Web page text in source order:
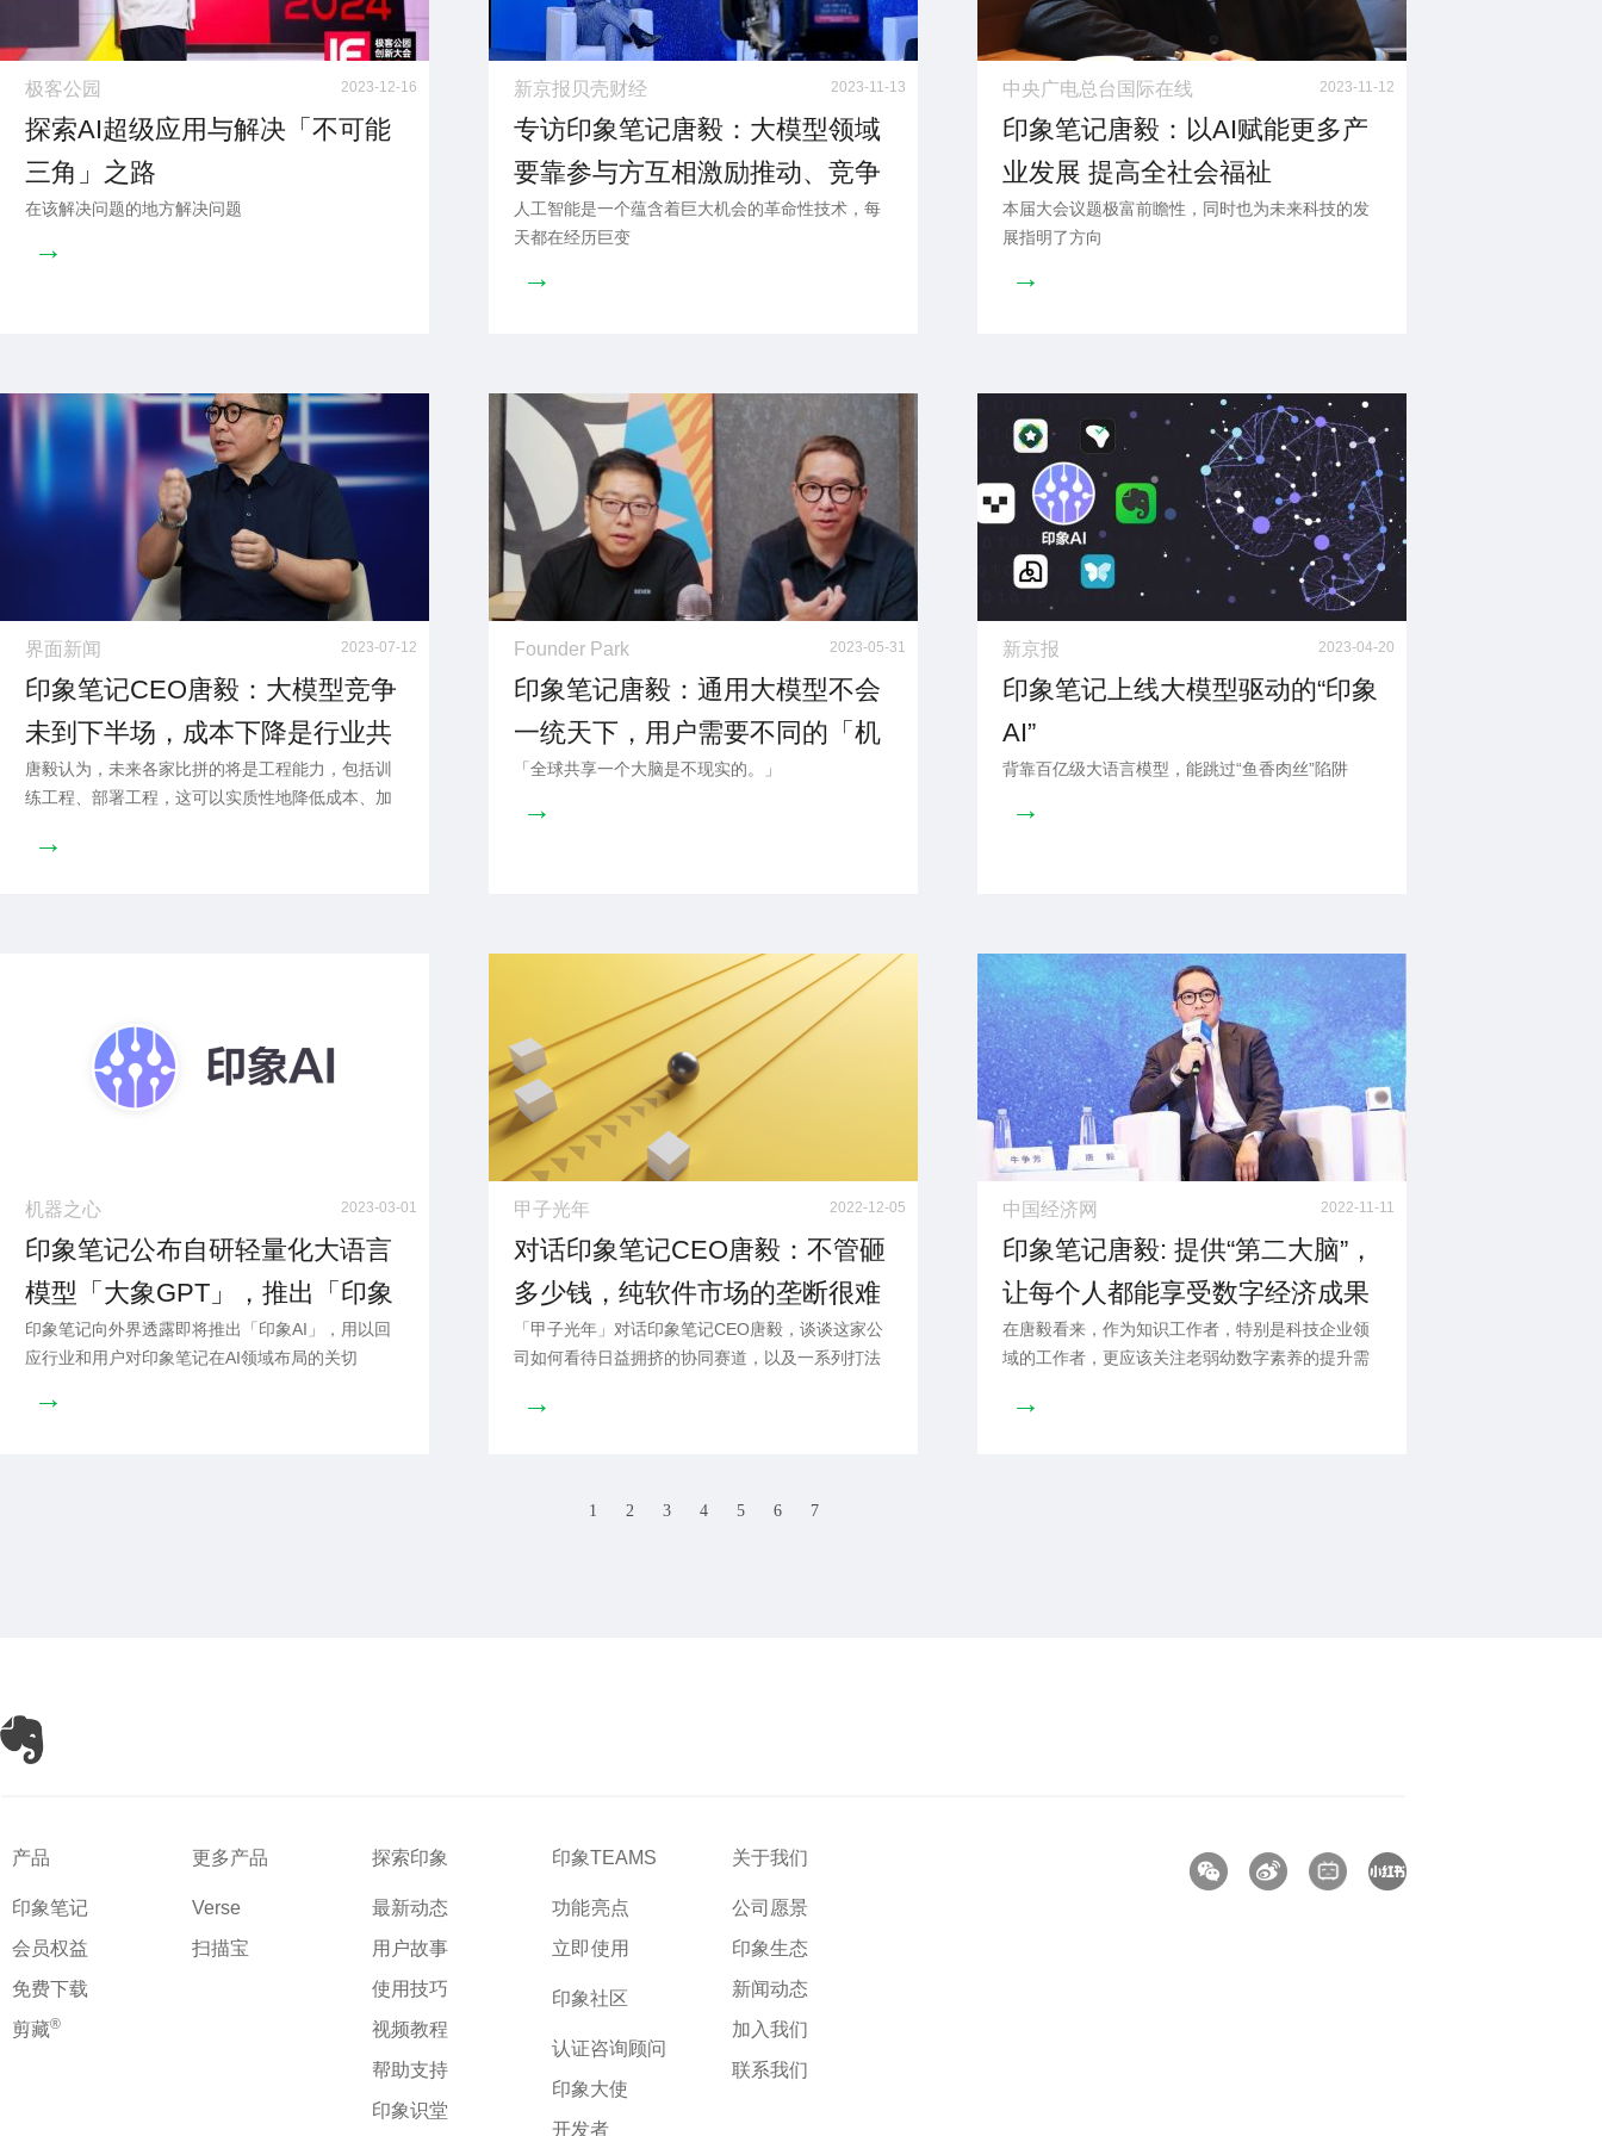
极客公园 2023-12-16
探索AI超级应用与解决「不可能
三角」之路
在该解决问题的地方解决问题
→
新京报贝壳财经 2023-11-13
专访印象笔记唐毅：大模型领域
要靠参与方互相激励推动、竞争
联合
人工智能是一个蕴含着巨大机会的革命性技术，每
天都在经历巨变
→
中央广电总台国际在线 2023-11-12
印象笔记唐毅：以AI赋能更多产
业发展 提高全社会福祉
本届大会议题极富前瞻性，同时也为未来科技的发
展指明了方向
→
界面新闻 2023-07-12
印象笔记CEO唐毅：大模型竞争
未到下半场，成本下降是行业共
识
唐毅认为，未来各家比拼的将是工程能力，包括训
练工程、部署工程，这可以实质性地降低成本、加
→
Founder Park 2023-05-31
印象笔记唐毅：通用大模型不会
一统天下，用户需要不同的「机
器大脑」
「全球共享一个大脑是不现实的。」
→
新京报 2023-04-20
印象笔记上线大模型驱动的“印象
AI”
背靠百亿级大语言模型，能跳过“鱼香肉丝”陷阱
→
机器之心 2023-03-01
印象笔记公布自研轻量化大语言
模型「大象GPT」，推出「印象
AI」，3月内完成产品对接
印象笔记向外界透露即将推出「印象AI」，用以回
应行业和用户对印象笔记在AI领域布局的关切
→
甲子光年 2022-12-05
对话印象笔记CEO唐毅：不管砸
多少钱，纯软件市场的垄断很难
形成｜甲子光年
「甲子光年」对话印象笔记CEO唐毅，谈谈这家公
司如何看待日益拥挤的协同赛道，以及一系列打法
→
中国经济网 2022-11-11
印象笔记唐毅: 提供“第二大脑”，
让每个人都能享受数字经济成果
在唐毅看来，作为知识工作者，特别是科技企业领
域的工作者，更应该关注老弱幼数字素养的提升需
→
1 2 3 4 5 6 7
产品
印象笔记
会员权益
免费下载
剪藏®
更多产品
Verse
扫描宝
探索印象
最新动态
用户故事
使用技巧
视频教程
帮助支持
印象识堂
印象TEAMS
功能亮点
立即使用
印象社区
认证咨询顾问
印象大使
开发者
关于我们
公司愿景
印象生态
新闻动态
加入我们
联系我们